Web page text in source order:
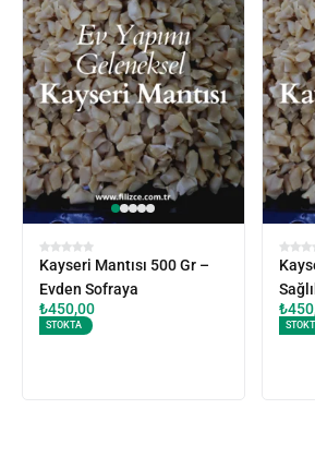
Kayseri Mantısı 500 Gr –
Evden Sofraya
₺450,00
STOKTA
₺